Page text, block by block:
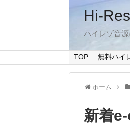
Hi-
ハイレゾ音
TOP 無料ハイ
ホーム
新着